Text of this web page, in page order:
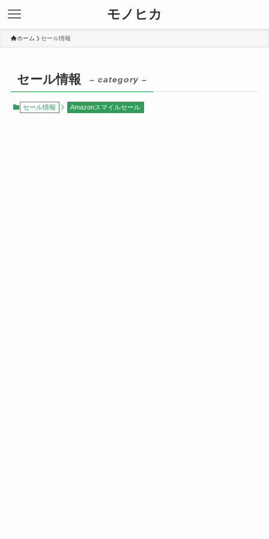
モノヒカ
ホーム セール情報
セール情報 – category –
セール情報 Amazonスマイルセール